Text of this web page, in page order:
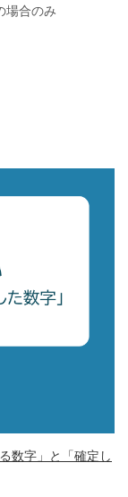
場合のみ
数字」と「確定し